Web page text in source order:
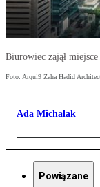
Biurowiec zajął
Foto: Arqui9 Zaha Hadid
Ada Michalak
Powiązane